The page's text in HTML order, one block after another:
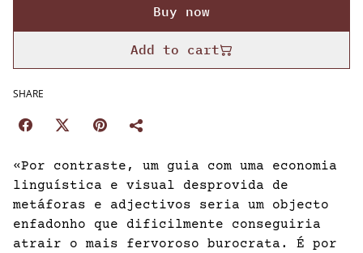
Buy now
Add to cart
SHARE
«Por contraste, um guia com uma economia
linguística e visual desprovida de
metáforas e adjectivos seria um objecto
enfadonho que dificilmente conseguiria
atrair o mais fervoroso burocrata. É por